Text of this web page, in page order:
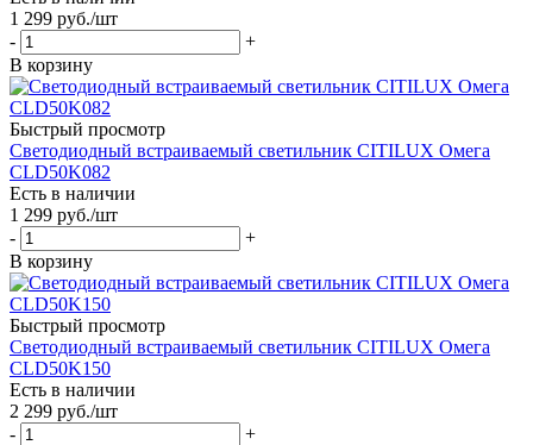
1 299 руб./шт
-
+
В корзину
Быстрый просмотр
Светодиодный встраиваемый светильник CITILUX Омега
CLD50K082
Есть в наличии
1 299 руб./шт
-
+
В корзину
Быстрый просмотр
Светодиодный встраиваемый светильник CITILUX Омега
CLD50K150
Есть в наличии
2 299 руб./шт
-
+